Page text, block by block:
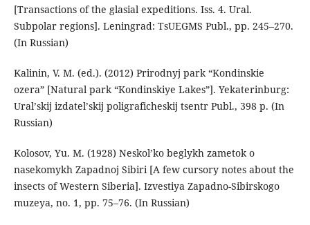
[Transactions of the glasial expeditions. Iss. 4. Ural.
Subpolar regions]. Leningrad: TsUEGMS Publ., pp. 245–270.
(In Russian)
Kalinin, V. M. (ed.). (2012) Prirodnyj park “Kondinskie
ozera” [Natural park “Kondinskiye Lakes”]. Yekaterinburg:
Uralʼskij izdatelʼskij poligraficheskij tsentr Publ., 398 p. (In
Russian)
Kolosov, Yu. M. (1928) Neskol’ko beglykh zametok o
nasekomykh Zapadnoj Sibiri [A few cursory notes about the
insects of Western Siberia]. Izvestiya Zapadno-Sibirskogo
muzeya, no. 1, pp. 75–76. (In Russian)